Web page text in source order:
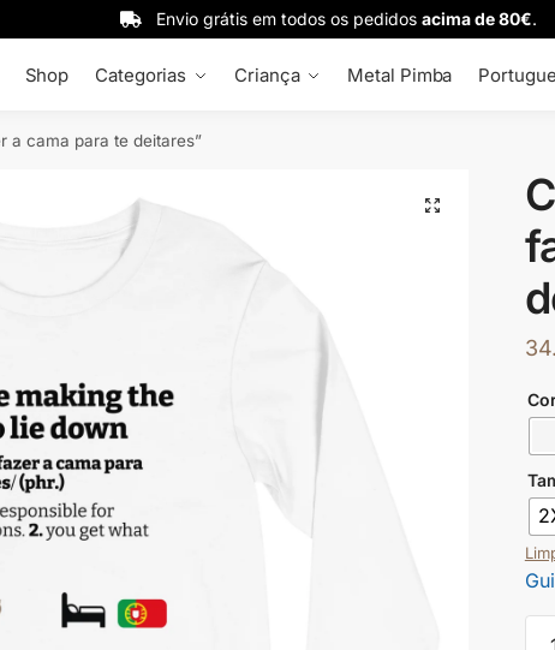
Envio grátis em todos os pedidos acima de 80€.
Shop Categorias Criança Metal Pimba
a cama para te deitares”
🔍